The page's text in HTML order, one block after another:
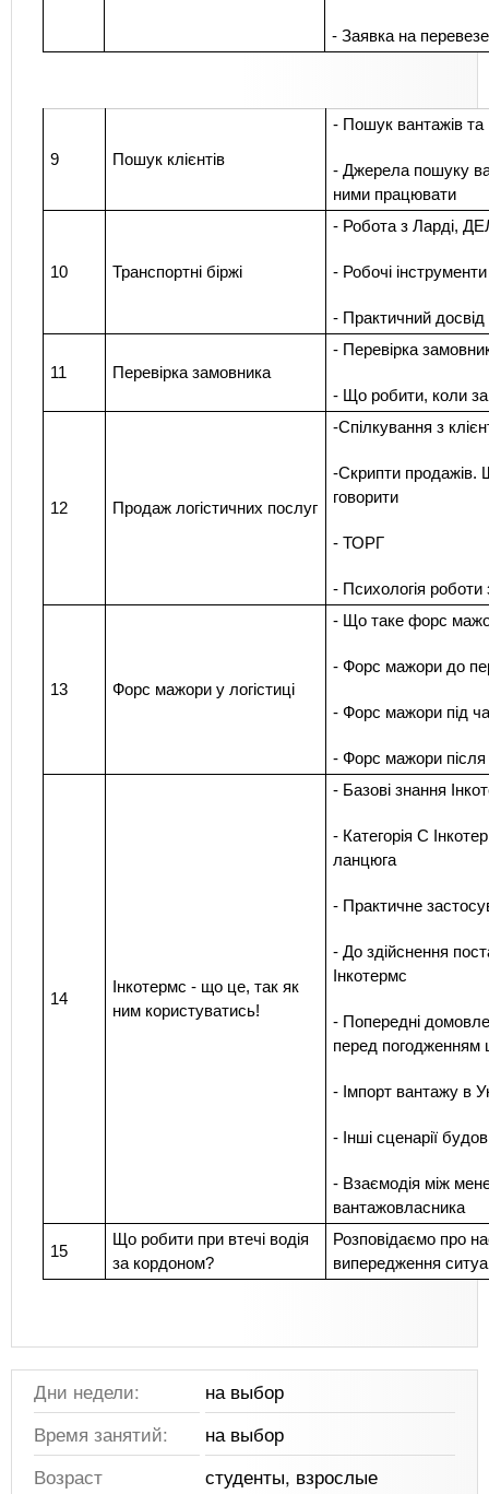
- Заявка на
9 Пошук клієнтів
- Пошук вантажів та
- Джерела пошуку
ними працювати
10 Транспортні біржі
- Робота з Ларді,
- Робочі інструменти
- Практичний досвід
11 Перевірка замовника
- Перевірка
- Що робити, коли
12 Продаж логістичних послуг
-Спілкування з
-Скрипти
говорити
- ТОРГ
- Психологія роботи
13 Форс мажори у логістиці
- Що таке форс
- Форс мажори до
- Форс мажори під
- Форс мажори після
14
Інкотермс - що це, так як
ним користуватись!
- Базові знання
- Категорія С
ланцюга
- Практичне
- До здійснення
Інкотермс
- Попередні
перед погодженням
- Імпорт вантажу в
- Інші сценарії
- Взаємодія між
вантажовласника
15
Що робити при втечі водія
за кордоном?
Розповідаємо про
випередження
Дни недели:
на выбор
Время занятий:
на выбор
Возраст
студенты, взрослые